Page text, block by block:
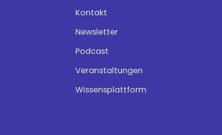
Kontakt
Newsletter
Podcast
Veranstaltungen
Wissensplattform